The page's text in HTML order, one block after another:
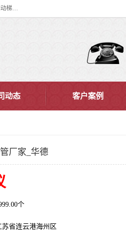
连云港华德石油化工机械有限公司（原连云港石油化工机械总厂），始创于1982年，是从事码头船用流体装卸臂、陆用流体装卸臂（鹤管）、活动梯、钢构平台、定量装车系统等全系列流体装卸设备的设计、制造、销售以及服务的专业供应商。
动态 客户案例
厂家_华德
个
苏省连云港海州区